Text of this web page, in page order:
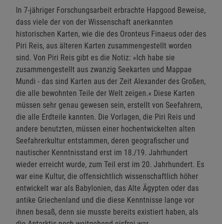
In 7-jähriger Forschungsarbeit erbrachte Hapgood Beweise,
dass viele der von der Wissenschaft anerkannten
historischen Karten, wie die des Oronteus Finaeus oder des
Piri Reis, aus älteren Karten zusammengestellt worden
sind. Von Piri Reis gibt es die Notiz: »Ich habe sie
zusammengestellt aus zwanzig Seekarten und Mappae
Mundi - das sind Karten aus der Zeit Alexander des Großen,
die alle bewohnten Teile der Welt zeigen.« Diese Karten
müssen sehr genau gewesen sein, erstellt von Seefahrern,
die alle Erdteile kannten. Die Vorlagen, die Piri Reis und
andere benutzten, müssen einer hochentwickelten alten
Seefahrerkultur entstammen, deren geografischer und
nautischer Kenntnisstand erst im 18./19. Jahrhundert
wieder erreicht wurde, zum Teil erst im 20. Jahrhundert. Es
war eine Kultur, die offensichtlich wissenschaftlich höher
entwickelt war als Babylonien, das Alte Ägypten oder das
antike Griechenland und die diese Kenntnisse lange vor
ihnen besaß, denn sie musste bereits existiert haben, als